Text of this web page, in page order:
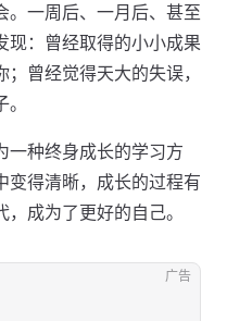
。一周后、一月后、甚至
现：曾经取得的小小成果
曾经觉得天大的失误，
一种终身成长的学习方
变得清晰，成长的过程有
成为了更好的自己。
广告